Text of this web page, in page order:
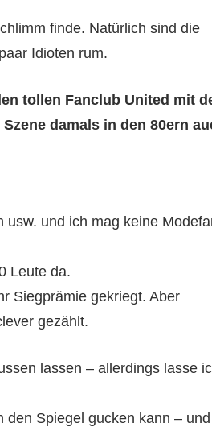
finde. Natürlich sind die
Idioten rum.
tollen Fanclub United mit
damals in den 80ern
und ich mag keine
Leute da.
Siegprämie gekriegt. Aber
gezählt.
lassen – allerdings lasse
den Spiegel gucken kann – und